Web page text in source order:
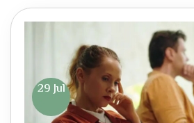
29 Jul